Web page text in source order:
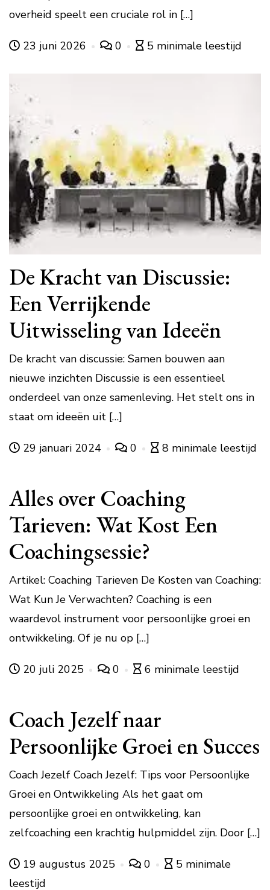
overheid speelt een cruciale rol in […]
23 juni 2026 0 5 minimale leestijd
De Kracht van Discussie:
Een Verrijkende
Uitwisseling van Ideeën
De kracht van discussie: Samen bouwen aan
nieuwe inzichten Discussie is een essentieel
onderdeel van onze samenleving. Het stelt ons in
staat om ideeën uit […]
29 januari 2024 0 8 minimale leestijd
Alles over Coaching
Tarieven: Wat Kost Een
Coachingsessie?
Artikel: Coaching Tarieven De Kosten van Coaching:
Wat Kun Je Verwachten? Coaching is een
waardevol instrument voor persoonlijke groei en
ontwikkeling. Of je nu op […]
20 juli 2025 0 6 minimale leestijd
Coach Jezelf naar
Persoonlijke Groei en Succes
Coach Jezelf Coach Jezelf: Tips voor Persoonlijke
Groei en Ontwikkeling Als het gaat om
persoonlijke groei en ontwikkeling, kan
zelfcoaching een krachtig hulpmiddel zijn. Door […]
19 augustus 2025 0
5 minimale
leestijd